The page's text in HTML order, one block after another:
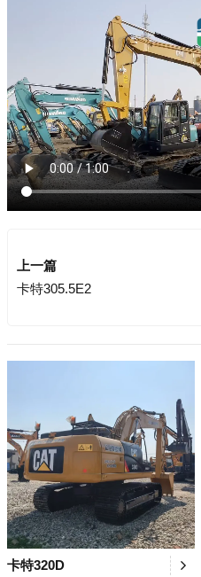
上一篇
卡特305.5E2
卡特320D